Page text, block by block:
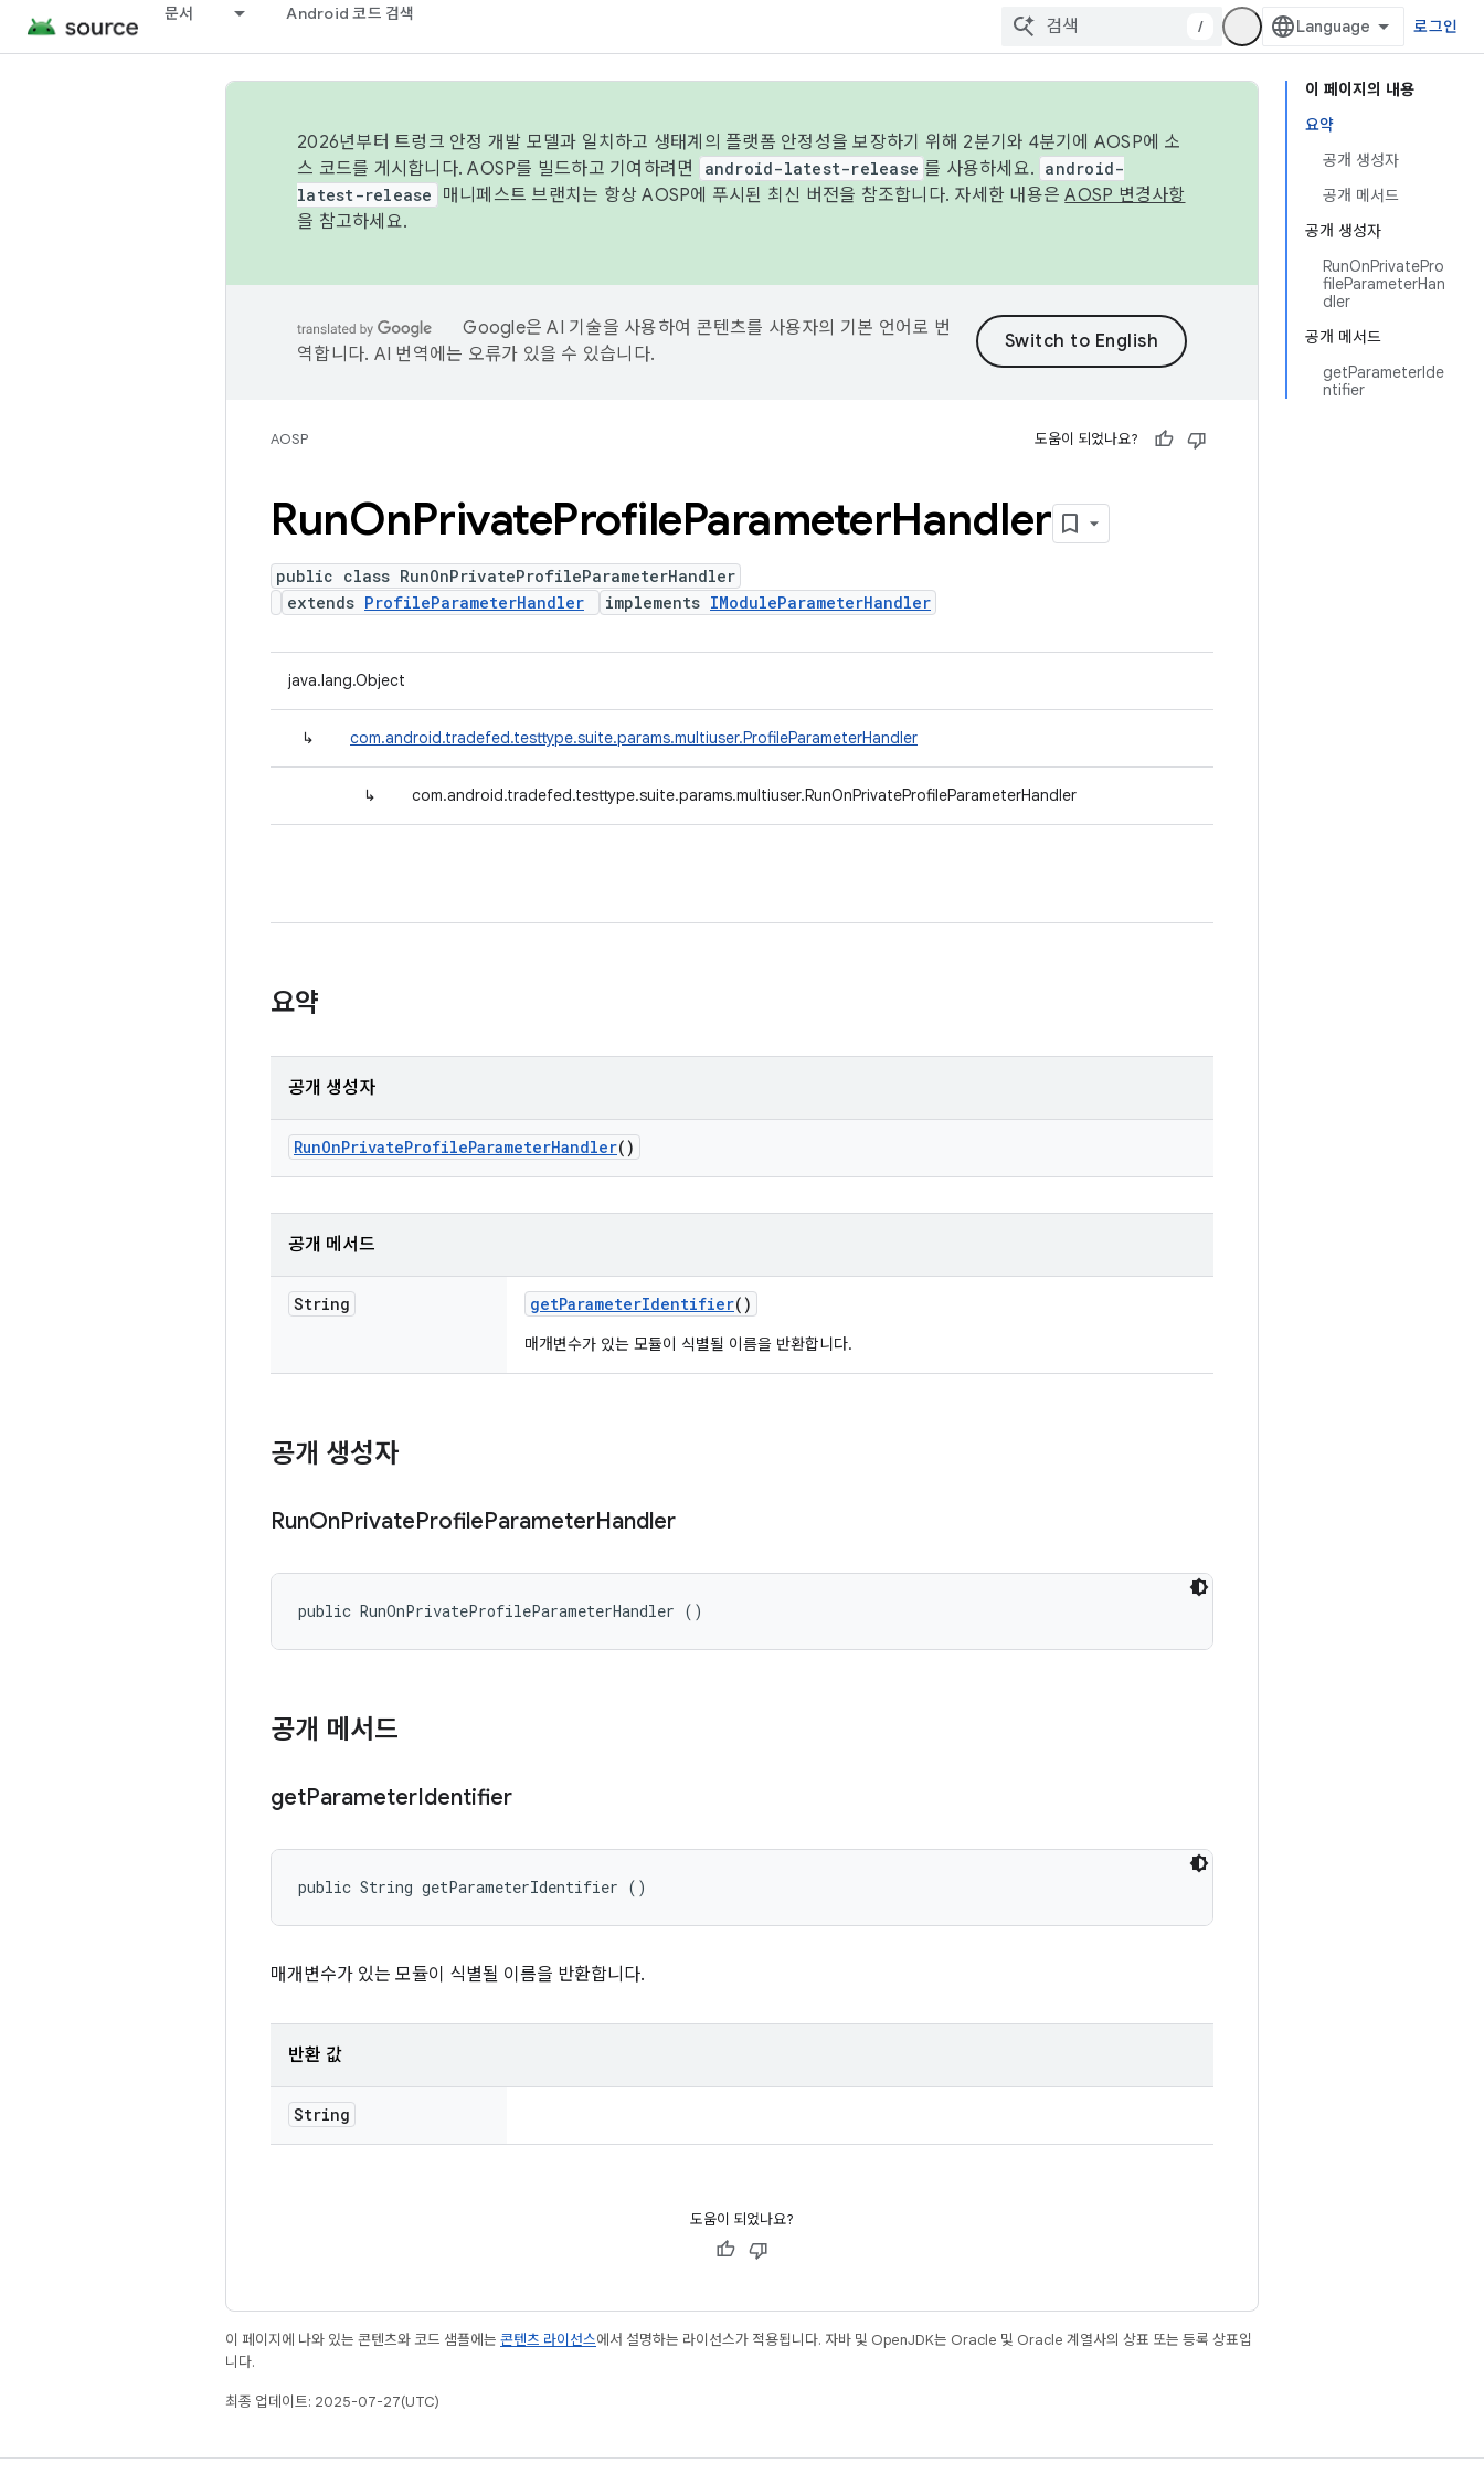
문서 Android 코드 검색
/ 로그인
이 페이지의 내용
요약
공개 생성자
공개 메서드
공개 생성자
RunOnPrivatePro
fileParameterHan
dler
공개 메서드
getParameterIde
ntifier
2026년부터 트렁크 안정 개발 모델과 일치하고 생태계의 플랫폼 안정성을 보장하기 위해 2분기와 4분기에 AOSP에 소
스 코드를 게시합니다. AOSP를 빌드하고 기여하려면
android-latest-release 를 사용하세요. android-
latest-release
매니페스트 브랜치는 항상 AOSP에 푸시된 최신 버전을 참조합니다. 자세한 내용은AOSP 변경사항
을 참고하세요.
Google은 AI 기술을 사용하여 콘텐츠를 사용자의 기본 언어로 번
역합니다. AI 번역에는 오류가 있을 수 있습니다.
AOSP 도움이 되었나요?
RunOnPrivateProfileParameterHandler
public class RunOnPrivateProfileParameterHandler
extends ProfileParameterHandler implements IModuleParameterHandler
java.lang.Object
↳ com.android.tradefed.testtype.suite.params.multiuser.ProfileParameterHandler
↳ com.android.tradefed.testtype.suite.params.multiuser.RunOnPrivateProfileParameterHandler
요약
공개 생성자
RunOnPrivateProfileParameterHandler()
공개 메서드
String getParameterIdentifier()
매개변수가 있는 모듈이 식별될 이름을 반환합니다.
공개 생성자
RunOnPrivateProfileParameterHandler
public RunOnPrivateProfileParameterHandler ()
공개 메서드
getParameterIdentifier
public String getParameterIdentifier ()
매개변수가 있는 모듈이 식별될 이름을 반환합니다.
반환 값
String
도움이 되었나요?
이 페이지에 나와 있는 콘텐츠와 코드 샘플에는 콘텐츠 라이선스에서 설명하는 라이선스가 적용됩니다. 자바 및 OpenJDK는 Oracle 및 Oracle 계열사의 상표 또는 등록 상표입
니다.
최종 업데이트: 2025-07-27(UTC)